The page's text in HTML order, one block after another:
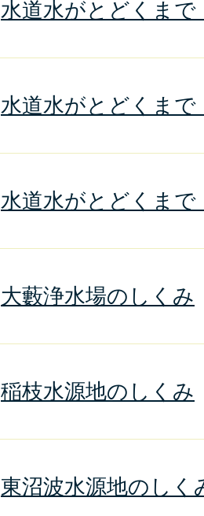
水道水がとどくまで
水道水がとどくまで
水道水がとどくまで
大藪浄水場のしくみ
稲枝水源地のしくみ
東沼波水源地のしく